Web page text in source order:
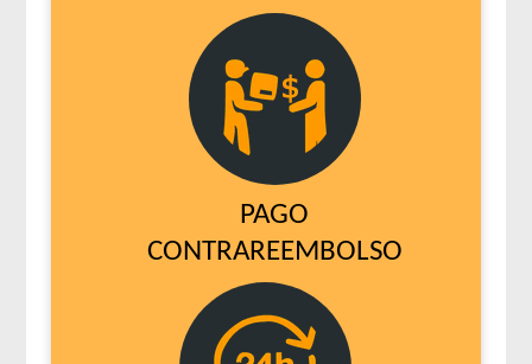
PAGO
CONTRAREEMBOLSO